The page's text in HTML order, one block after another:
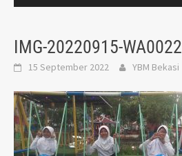
IMG-20220915-WA0022
15 September 2022 YBM Bekasi